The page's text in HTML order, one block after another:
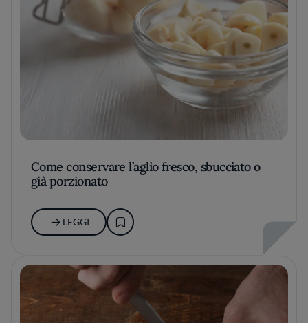
Come conservare l’aglio fresco, sbucciato o
già porzionato
LEGGI